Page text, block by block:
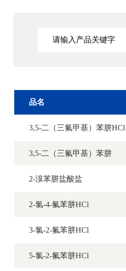
品名
3,5-二（三氟甲基）苯肼HCl
3,5-二（三氟甲基）苯肼
2-溴苯肼盐酸盐
2-氯-4-氟苯肼HCl
3-氯-2-氟苯肼HCl
5-氯-2-氟苯肼HCl